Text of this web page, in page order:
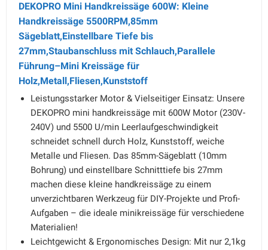
DEKOPRO Mini Handkreissäge 600W: Kleine
Handkreissäge 5500RPM,85mm
Sägeblatt,Einstellbare Tiefe bis
27mm,Staubanschluss mit Schlauch,Parallele
Führung–Mini Kreissäge für
Holz,Metall,Fliesen,Kunststoff
Leistungsstarker Motor & Vielseitiger Einsatz: Unsere
DEKOPRO mini handkreissäge mit 600W Motor (230V-
240V) und 5500 U/min Leerlaufgeschwindigkeit
schneidet schnell durch Holz, Kunststoff, weiche
Metalle und Fliesen. Das 85mm-Sägeblatt (10mm
Bohrung) und einstellbare Schnitttiefe bis 27mm
machen diese kleine handkreissäge zu einem
unverzichtbaren Werkzeug für DIY-Projekte und Profi-
Aufgaben – die ideale minikreissäge für verschiedene
Materialien!
Leichtgewicht & Ergonomisches Design: Mit nur 2,1kg